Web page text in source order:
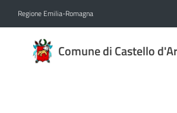
Regione Emilia-Romagna
Comune di Castello
Comune
di